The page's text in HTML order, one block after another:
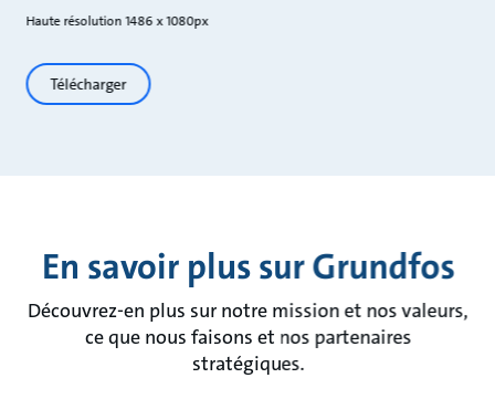
Haute résolution 1486 x 1080px
Télécharger
En savoir plus sur Grundfos
Découvrez-en plus sur notre mission et nos valeurs,
ce que nous faisons et nos partenaires
stratégiques.